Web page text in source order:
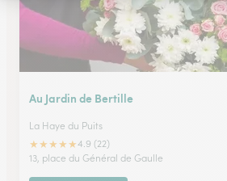
Au Jardin de Bertille
La Haye du Puits
★★★★★4.9 (22)
13, place du Général de Gaulle